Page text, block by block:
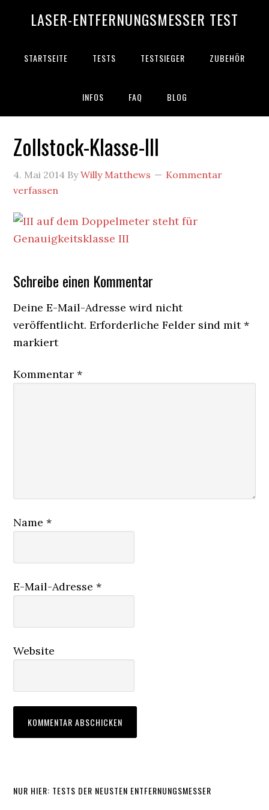
Hauptnavigation
SeitenspalteLASER-ENTFERNUNGSMESSER TEST
STARTSEITE TESTS TESTSIEGER ZUBEHÖR
INFOS FAQ BLOG
Zollstock-Klasse-III
4. Mai 2014 ByWilly Matthews
Kommentar
verfassen
Leser-
Interaktionen
Schreibe einen Kommentar
Deine E-Mail-Adresse wird nicht
veröffentlicht. Erforderliche Felder sind mit*
markiert
Kommentar*
Name*
E-Mail-Adresse*
Website
Seitenspalte
NUR HIER: TESTS DER NEUSTEN ENTFERNUNGSMESSER